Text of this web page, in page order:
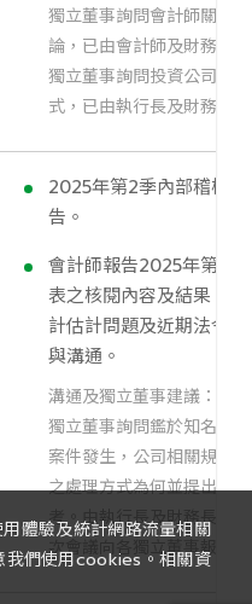
獨立董事詢問會計師關於
論，已由會計師及財務長
獨立董事詢問投資公司之
式，已由執行長及財務長
2025年第2季內部稽核
告。
會計師報告2025年第2
表之核閱內容及結果；
計估計問題及近期法令
與溝通。
溝通及獨立董事建議：
獨立董事詢問鑑於知名半
案件發生，公司相關規定
之處理方式為何並提出建
考。由執行長及財務長說
次會議向各獨立董事報告
體驗及統計網路流量相關
我們使用cookies。相關資